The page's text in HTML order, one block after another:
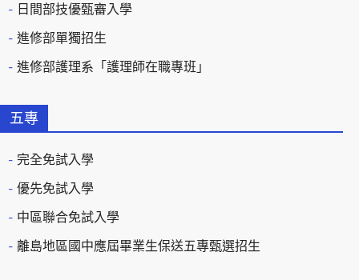
日間部技優甄審入學
進修部單獨招生
進修部護理系「護理師在職專班」
五專
完全免試入學
優先免試入學
中區聯合免試入學
離島地區國中應屆畢業生保送五專甄選招生